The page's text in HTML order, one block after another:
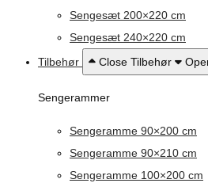
Sengesæt 200×220 cm
Sengesæt 240×220 cm
Tilbehør
Close Tilbehør
Sengerammer
Sengeramme 90×200 cm
Sengeramme 90×210 cm
Sengeramme 100×200 cm